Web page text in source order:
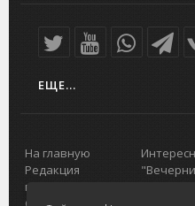
ЕЩЕ...
На главную
Редакция
портала